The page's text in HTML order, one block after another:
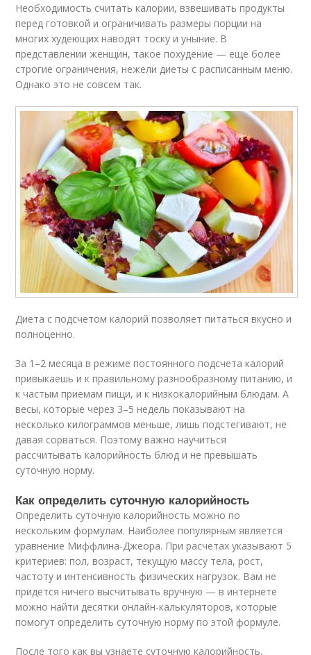
Необходимость считать калории, взвешивать продукты
перед готовкой и ограничивать размеры порции на
многих худеющих наводят тоску и уныние. В
представлении женщин, такое похудение — еще более
строгие ограничения, нежели диеты с расписанным меню.
Однако это не совсем так.
Диета с подсчетом калорий позволяет питаться вкусно и
полноценно.
За 1–2 месяца в режиме постоянного подсчета калорий
привыкаешь и к правильному разнообразному питанию, и
к частым приемам пищи, и к низкокалорийным блюдам. А
весы, которые через 3–5 недель показывают на
несколько килограммов меньше, лишь подстегивают, не
давая сорваться. Поэтому важно научиться
рассчитывать калорийность блюд и не превышать
суточную норму.
Как определить суточную калорийность
Определить суточную калорийность можно по
нескольким формулам. Наиболее популярным является
уравнение Миффлина-Джеора. При расчетах указывают 5
критериев: пол, возраст, текущую массу тела, рост,
частоту и интенсивность физических нагрузок. Вам не
придется ничего высчитывать вручную — в интернете
можно найти десятки онлайн-калькуляторов, которые
помогут определить суточную норму по этой формуле.
После того как вы узнаете суточную калорийность,